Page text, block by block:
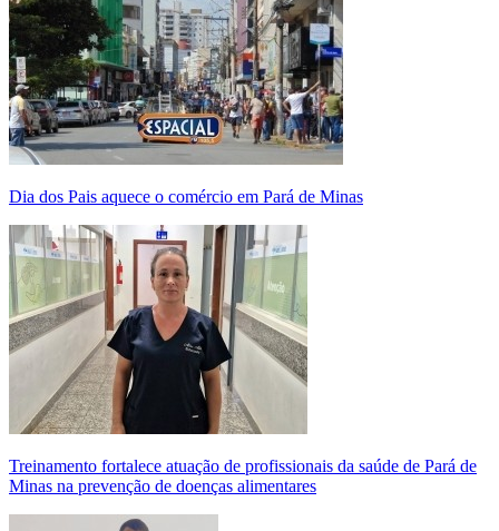
Dia dos Pais aquece o comércio em Pará de Minas
Treinamento fortalece atuação de profissionais da saúde de Pará de
Minas na prevenção de doenças alimentares